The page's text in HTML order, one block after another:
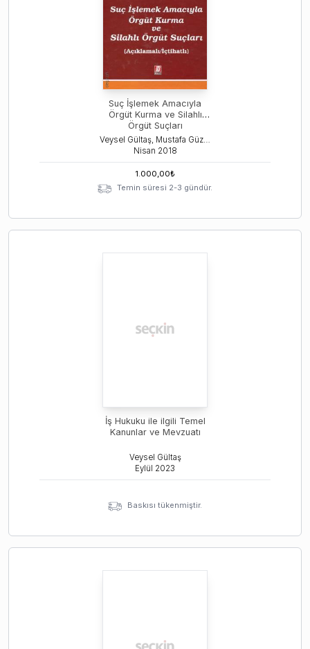
Suç İşlemek Amacıyla
Örgüt Kurma ve Silahlı
Örgüt Suçları
Veysel Gültaş, Mustafa Güzeldere
Nisan 2018
1.000,00₺
Temin süresi 2-3 gündür.
İş Hukuku ile ilgili Temel
Kanunlar ve Mevzuatı
Veysel Gültaş
Eylül 2023
Baskısı tükenmiştir.